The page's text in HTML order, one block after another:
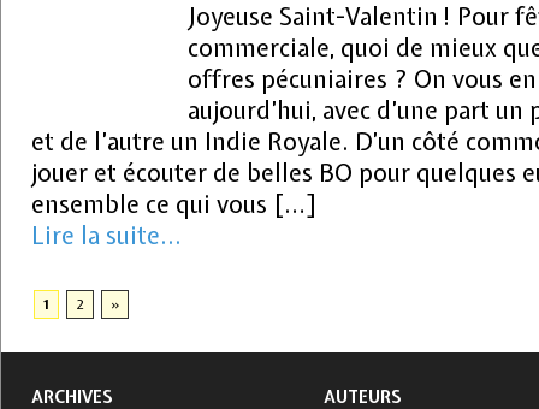
Joyeuse Saint-Valentin ! Pour
commerciale, quoi de mieux
offres pécuniaires ? On vous
aujourd’hui, avec d’une part
et de l’autre un Indie Royale. D’un côté
jouer et écouter de belles BO pour quelques
ensemble ce qui vous […]
Lire la suite...
1 2 »
ARCHIVES AUTEURS